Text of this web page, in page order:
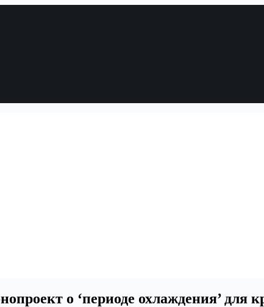
о ‘периоде охлаждения’ для